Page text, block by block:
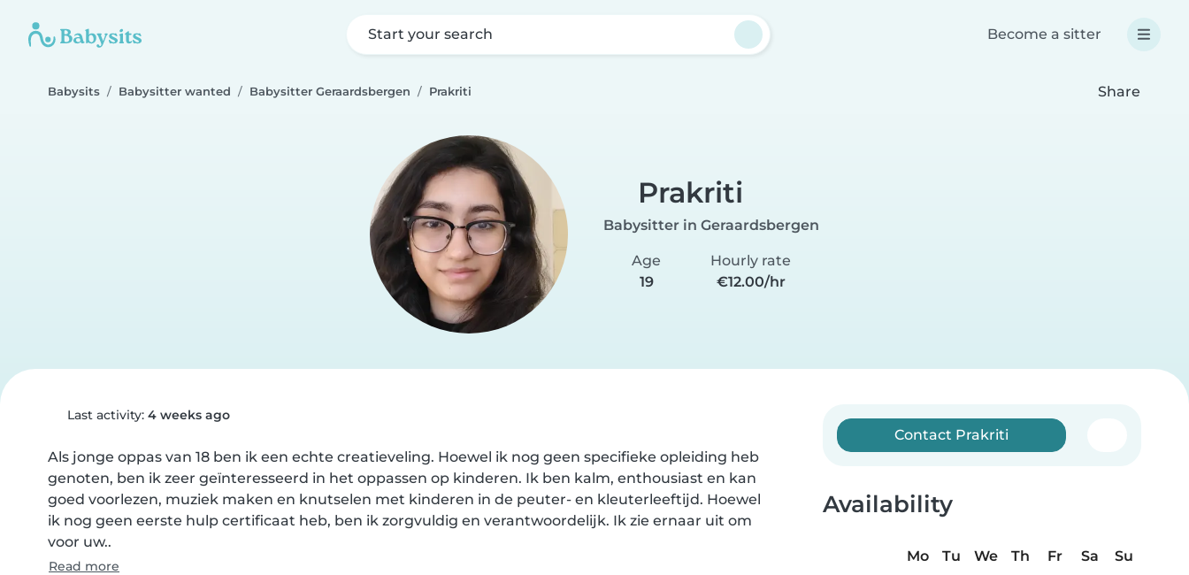
Start your search Become a sitter
Babysits Babysitter wanted Babysitter Geraardsbergen Prakriti Share
Prakriti
Babysitter in Geraardsbergen
Age
19
Hourly rate
€12.00/hr
Last activity: 4 weeks ago
Als jonge oppas van 18 ben ik een echte creatieveling. Hoewel ik nog geen specifieke opleiding heb
genoten, ben ik zeer geïnteresseerd in het oppassen op kinderen. Ik ben kalm, enthousiast en kan
goed voorlezen, muziek maken en knutselen met kinderen in de peuter- en kleuterleeftijd. Hoewel
ik nog geen eerste hulp certificaat heb, ben ik zorgvuldig en verantwoordelijk. Ik zie ernaar uit om
voor uw..
Read more
Contact Prakriti
Availability
Mo Tu We Th Fr Sa
Su